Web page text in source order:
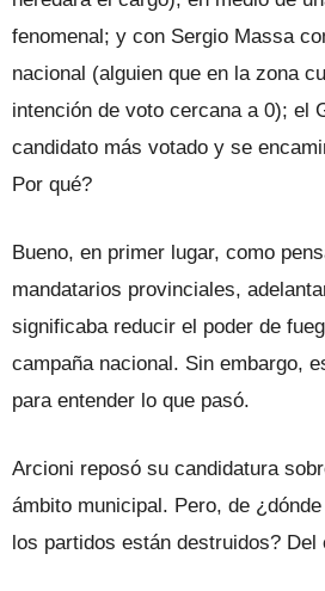
fenomenal; y con Sergio Massa
nacional (alguien que en la zona
intención de voto cercana a 0); el
candidato más votado y se
Por qué?
Bueno, en primer lugar, como
mandatarios provinciales,
significaba reducir el poder de
campaña nacional. Sin embargo,
para entender lo que pasó.
Arcioni reposó su candidatura
ámbito municipal. Pero, de
los partidos están destruidos? Del